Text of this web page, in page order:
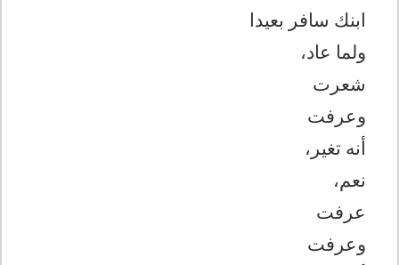
ابنك سافر بعيدا
ولما عاد،
شعرت
وعرفت
أنه تغير،
نعم،
عرفت
وعرفت